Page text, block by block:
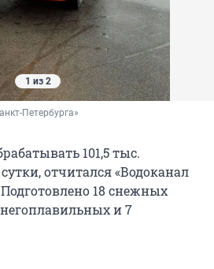
1 из 2
Петербурга»
101,5 тыс.
отчитался «Водоканал
18 снежных
и 7